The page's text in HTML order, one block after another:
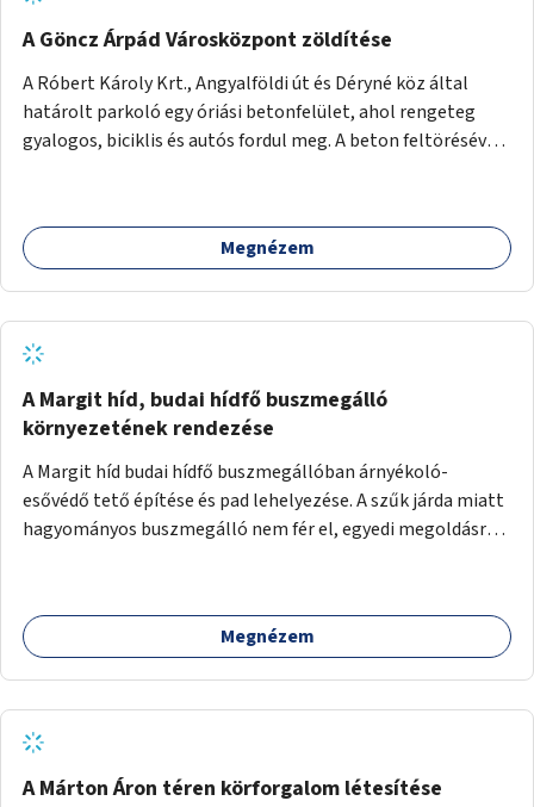
A Göncz Árpád Városközpont zöldítése
A Róbert Károly Krt., Angyalföldi út és Déryné köz által
határolt parkoló egy óriási betonfelület, ahol rengeteg
gyalogos, biciklis és autós fordul meg. A beton feltörésével,
menti járda és a parkoló közé kellene egy zöld sáv,
virágágyásokkal a meglévő fák alá, a lakóépület felőli két
Megnézem
A Margit híd, budai hídfő buszmegálló
környezetének rendezése
A Margit híd budai hídfő buszmegállóban árnyékoló-
esővédő tető építése és pad lehelyezése. A szűk járda miatt
hagyományos buszmegálló nem fér el, egyedi megoldásra
Megnézem
A Márton Áron téren körforgalom létesítése